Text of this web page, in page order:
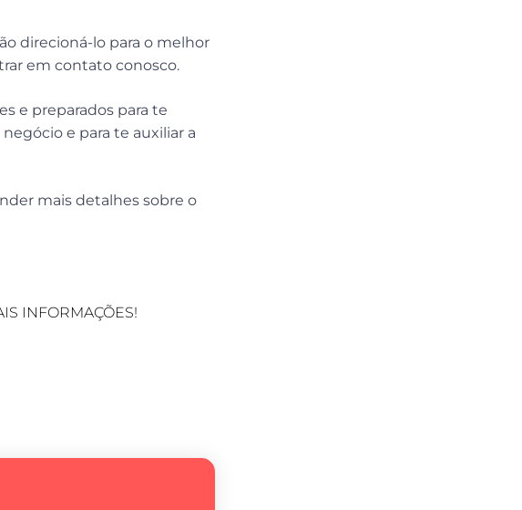
direcioná-lo para o melhor
em contato conosco.
e preparados para te
e para te auxiliar a
mais detalhes sobre o
INFORMAÇÕES!